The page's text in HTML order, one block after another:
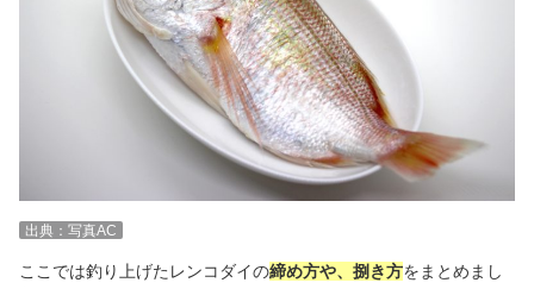
出典：写真AC
ここでは釣り上げたレンコダイの締め方や、捌き方をまとめまし